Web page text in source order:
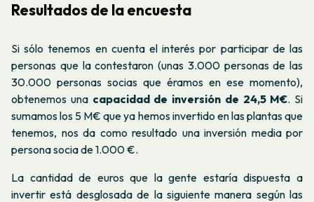
Resultados de la encuesta
Si sólo tenemos en cuenta el interés por participar de las
personas que la contestaron (unas 3.000 personas de las
30.000 personas socias que éramos en ese momento),
obtenemos una capacidad de inversión de 24,5 M€. Si
sumamos los 5 M€ que ya hemos invertido en las plantas que
tenemos, nos da como resultado una inversión media por
persona socia de 1.000 €.
La cantidad de euros que la gente estaría dispuesta a
invertir está desglosada de la siguiente manera según las